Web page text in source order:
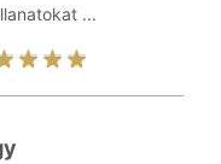
...